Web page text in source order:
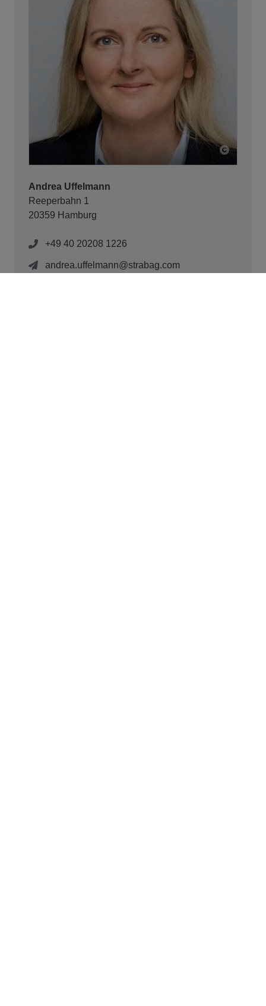
Andrea Uffelmann
Reeperbahn 1
20359 Hamburg
+49 40 20208 1226
andrea.uffelmann@strabag.com